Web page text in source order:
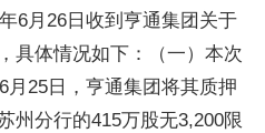
6月26日收到亨通集团关于
具体情况如下：（一）本次
月25日，亨通集团将其质押
州分行的415万股无3,200限